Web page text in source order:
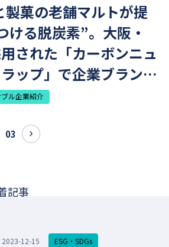
03 next
ル企業紹介
製菓の老舗マルトが提
ける脱炭素”。大阪・
された「カーボンニュ
ップ」で企業ブランデ
記事
2023-12-15 ESG・SDGs